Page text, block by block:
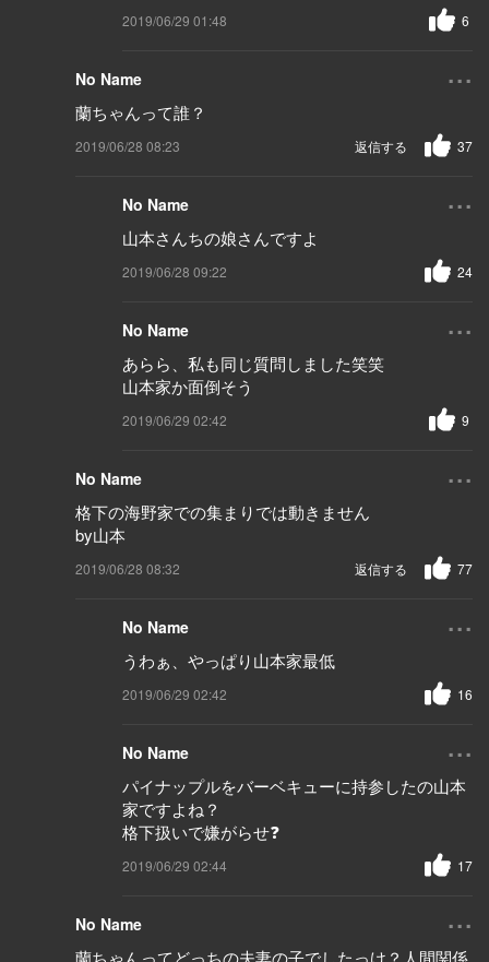
2019/06/29 01:48 6
No Name ...
蘭ちゃんって誰？
2019/06/28 08:23 37
返信する
No Name ...
山本さんちの娘さんですよ
2019/06/28 09:22 24
No Name ...
あらら、私も同じ質問しました笑笑
山本家か面倒そう
2019/06/29 02:42 9
No Name ...
格下の海野家での集まりでは動きません
by山本
2019/06/28 08:32 77
返信する
No Name ...
うわぁ、やっぱり山本家最低
2019/06/29 02:42 16
No Name ...
パイナップルをバーベキューに持参したの山本
家ですよね？
格下扱いで嫌がらせ❓
2019/06/29 02:44 17
No Name ...